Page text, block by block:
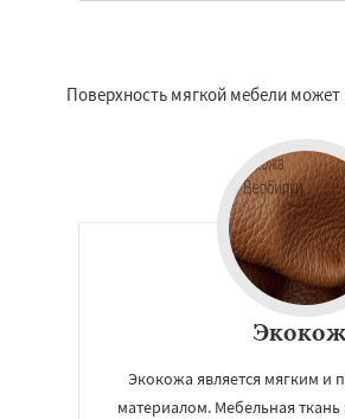
Поверхность мягкой мебели
Экокожа является мягким и
материалом. Мебельная